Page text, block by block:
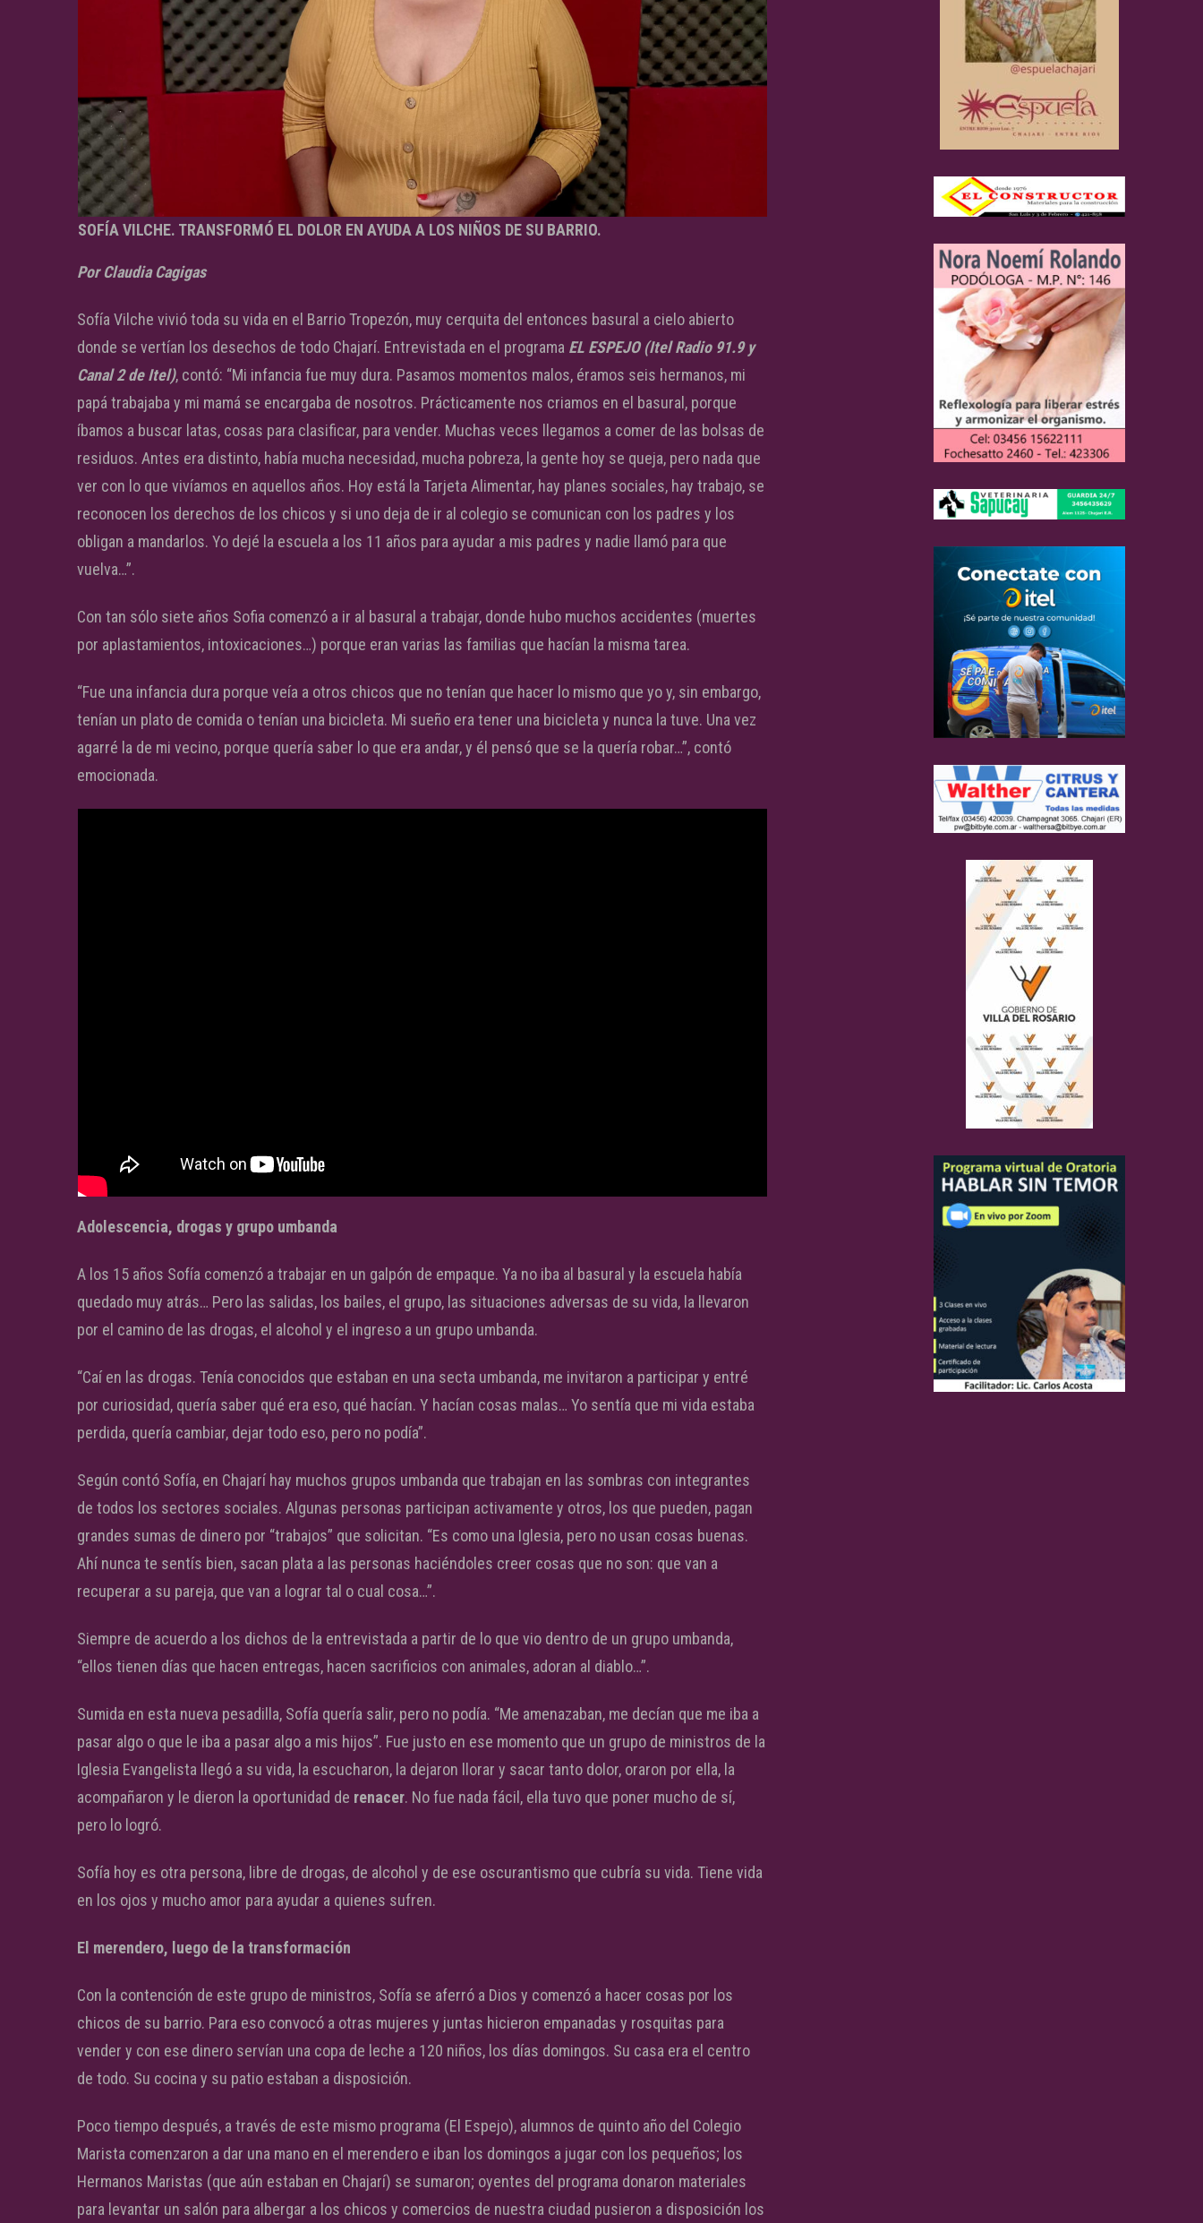
SOFÍA VILCHE. TRANSFORMÓ EL DOLOR EN AYUDA A LOS NIÑOS DE SU BARRIO.
Por Claudia Cagigas
Sofía Vilche vivió toda su vida en el Barrio Tropezón, muy cerquita del entonces basural a cielo abierto
donde se vertían los desechos de todo Chajarí. Entrevistada en el programa EL ESPEJO (Itel Radio 91.9 y
Canal 2 de Itel), contó: “Mi infancia fue muy dura. Pasamos momentos malos, éramos seis hermanos, mi
papá trabajaba y mi mamá se encargaba de nosotros. Prácticamente nos criamos en el basural, porque
íbamos a buscar latas, cosas para clasificar, para vender. Muchas veces llegamos a comer de las bolsas de
residuos. Antes era distinto, había mucha necesidad, mucha pobreza, la gente hoy se queja, pero nada que
ver con lo que vivíamos en aquellos años. Hoy está la Tarjeta Alimentar, hay planes sociales, hay trabajo, se
reconocen los derechos de los chicos y si uno deja de ir al colegio se comunican con los padres y los
obligan a mandarlos. Yo dejé la escuela a los 11 años para ayudar a mis padres y nadie llamó para que
vuelva…”.
Con tan sólo siete años Sofia comenzó a ir al basural a trabajar, donde hubo muchos accidentes (muertes
por aplastamientos, intoxicaciones…) porque eran varias las familias que hacían la misma tarea.
“Fue una infancia dura porque veía a otros chicos que no tenían que hacer lo mismo que yo y, sin embargo,
tenían un plato de comida o tenían una bicicleta. Mi sueño era tener una bicicleta y nunca la tuve. Una vez
agarré la de mi vecino, porque quería saber lo que era andar, y él pensó que se la quería robar…”, contó
emocionada.
Adolescencia, drogas y grupo umbanda
A los 15 años Sofía comenzó a trabajar en un galpón de empaque. Ya no iba al basural y la escuela había
quedado muy atrás… Pero las salidas, los bailes, el grupo, las situaciones adversas de su vida, la llevaron
por el camino de las drogas, el alcohol y el ingreso a un grupo umbanda.
“Caí en las drogas. Tenía conocidos que estaban en una secta umbanda, me invitaron a participar y entré
por curiosidad, quería saber qué era eso, qué hacían. Y hacían cosas malas… Yo sentía que mi vida estaba
perdida, quería cambiar, dejar todo eso, pero no podía”.
Según contó Sofía, en Chajarí hay muchos grupos umbanda que trabajan en las sombras con integrantes
de todos los sectores sociales. Algunas personas participan activamente y otros, los que pueden, pagan
grandes sumas de dinero por “trabajos” que solicitan. “Es como una Iglesia, pero no usan cosas buenas.
Ahí nunca te sentís bien, sacan plata a las personas haciéndoles creer cosas que no son: que van a
recuperar a su pareja, que van a lograr tal o cual cosa…”.
Siempre de acuerdo a los dichos de la entrevistada a partir de lo que vio dentro de un grupo umbanda,
“ellos tienen días que hacen entregas, hacen sacrificios con animales, adoran al diablo…”.
Sumida en esta nueva pesadilla, Sofía quería salir, pero no podía. “Me amenazaban, me decían que me iba a
pasar algo o que le iba a pasar algo a mis hijos”. Fue justo en ese momento que un grupo de ministros de la
Iglesia Evangelista llegó a su vida, la escucharon, la dejaron llorar y sacar tanto dolor, oraron por ella, la
acompañaron y le dieron la oportunidad de renacer. No fue nada fácil, ella tuvo que poner mucho de sí,
pero lo logró.
Sofía hoy es otra persona, libre de drogas, de alcohol y de ese oscurantismo que cubría su vida. Tiene vida
en los ojos y mucho amor para ayudar a quienes sufren.
El merendero, luego de la transformación
Con la contención de este grupo de ministros, Sofía se aferró a Dios y comenzó a hacer cosas por los
chicos de su barrio. Para eso convocó a otras mujeres y juntas hicieron empanadas y rosquitas para
vender y con ese dinero servían una copa de leche a 120 niños, los días domingos. Su casa era el centro
de todo. Su cocina y su patio estaban a disposición.
Poco tiempo después, a través de este mismo programa (El Espejo), alumnos de quinto año del Colegio
Marista comenzaron a dar una mano en el merendero e iban los domingos a jugar con los pequeños; los
Hermanos Maristas (que aún estaban en Chajarí) se sumaron; oyentes del programa donaron materiales
para levantar un salón para albergar a los chicos y comercios de nuestra ciudad pusieron a disposición los